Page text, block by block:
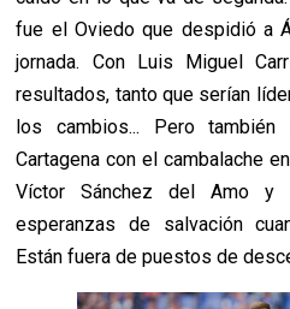
fue el Oviedo que despidió a
jornada. Con Luis Miguel
resultados, tanto que serían
los cambios... Pero también
Cartagena con el cambalache
Víctor Sánchez del Amo y
esperanzas de salvación
Están fuera de puestos de